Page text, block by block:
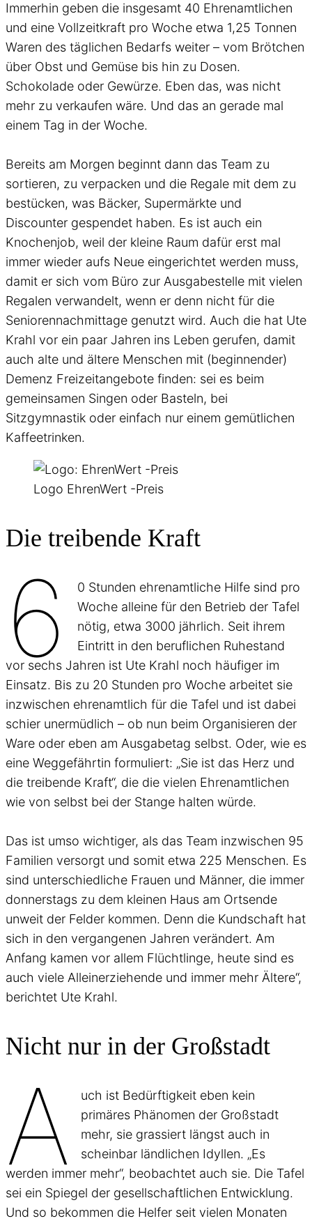
Immerhin geben die insgesamt 40 Ehrenamtlichen
und eine Vollzeitkraft pro Woche etwa 1,25 Tonnen
Waren des täglichen Bedarfs weiter – vom Brötchen
über Obst und Gemüse bis hin zu Dosen.
Schokolade oder Gewürze. Eben das, was nicht
mehr zu verkaufen wäre. Und das an gerade mal
einem Tag in der Woche.
Bereits am Morgen beginnt dann das Team zu
sortieren, zu verpacken und die Regale mit dem zu
bestücken, was Bäcker, Supermärkte und
Discounter gespendet haben. Es ist auch ein
Knochenjob, weil der kleine Raum dafür erst mal
immer wieder aufs Neue eingerichtet werden muss,
damit er sich vom Büro zur Ausgabestelle mit vielen
Regalen verwandelt, wenn er denn nicht für die
Seniorennachmittage genutzt wird. Auch die hat Ute
Krahl vor ein paar Jahren ins Leben gerufen, damit
auch alte und ältere Menschen mit (beginnender)
Demenz Freizeitangebote finden: sei es beim
gemeinsamen Singen oder Basteln, bei
Sitzgymnastik oder einfach nur einem gemütlichen
Kaffeetrinken.
Logo EhrenWert -Preis
Die treibende Kraft
6
0 Stunden ehrenamtliche Hilfe sind pro
Woche alleine für den Betrieb der Tafel
nötig, etwa 3000 jährlich. Seit ihrem
Eintritt in den beruflichen Ruhestand
vor sechs Jahren ist Ute Krahl noch häufiger im
Einsatz. Bis zu 20 Stunden pro Woche arbeitet sie
inzwischen ehrenamtlich für die Tafel und ist dabei
schier unermüdlich – ob nun beim Organisieren der
Ware oder eben am Ausgabetag selbst. Oder, wie es
eine Weggefährtin formuliert: „Sie ist das Herz und
die treibende Kraft“, die die vielen Ehrenamtlichen
wie von selbst bei der Stange halten würde.
Das ist umso wichtiger, als das Team inzwischen 95
Familien versorgt und somit etwa 225 Menschen. Es
sind unterschiedliche Frauen und Männer, die immer
donnerstags zu dem kleinen Haus am Ortsende
unweit der Felder kommen. Denn die Kundschaft hat
sich in den vergangenen Jahren verändert. Am
Anfang kamen vor allem Flüchtlinge, heute sind es
auch viele Alleinerziehende und immer mehr Ältere“,
berichtet Ute Krahl.
Nicht nur in der Großstadt
A
uch ist Bedürftigkeit eben kein
primäres Phänomen der Großstadt
mehr, sie grassiert längst auch in
scheinbar ländlichen Idyllen. „Es
werden immer mehr“, beobachtet auch sie. Die Tafel
sei ein Spiegel der gesellschaftlichen Entwicklung.
Und so bekommen die Helfer seit vielen Monaten